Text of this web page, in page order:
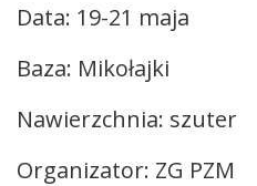
Data: 19-21 maja
Baza: Mikołajki
Nawierzchnia: szuter
Organizator: ZG PZM